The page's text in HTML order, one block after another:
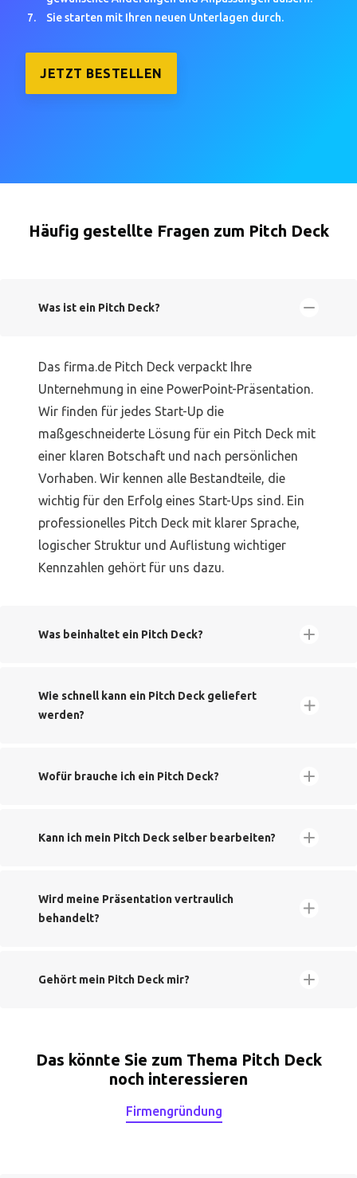
Sie starten mit Ihren neuen Unterlagen durch.
JETZT BESTELLEN
Häufig gestellte Fragen zum Pitch Deck
Was ist ein Pitch Deck?
Das firma.de Pitch Deck verpackt Ihre
Unternehmung in eine PowerPoint-Präsentation.
Wir finden für jedes Start-Up die
maßgeschneiderte Lösung für ein Pitch Deck mit
einer klaren Botschaft und nach persönlichen
Vorhaben. Wir kennen alle Bestandteile, die
wichtig für den Erfolg eines Start-Ups sind. Ein
professionelles Pitch Deck mit klarer Sprache,
logischer Struktur und Auflistung wichtiger
Kennzahlen gehört für uns dazu.
Was beinhaltet ein Pitch Deck?
Wie schnell kann ein Pitch Deck geliefert
werden?
Wofür brauche ich ein Pitch Deck?
Kann ich mein Pitch Deck selber bearbeiten?
Wird meine Präsentation vertraulich
behandelt?
Gehört mein Pitch Deck mir?
Das könnte Sie zum Thema Pitch Deck
noch interessieren
Firmengründung